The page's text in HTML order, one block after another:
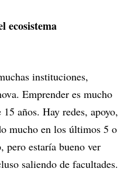
ecosistema
instituciones,
Emprender es mucho
años. Hay redes, apoyo,
mucho en los últimos 5 o
pero estaría bueno ver
saliendo de facultades.